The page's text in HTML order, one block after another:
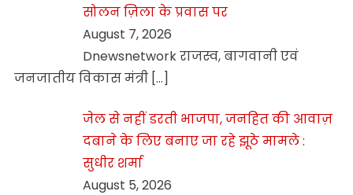
सोलन ज़िला के प्रवास पर
August 7, 2026
Dnewsnetwork राजस्व, बागवानी एवं
जनजातीय विकास मंत्री […]
जेल से नहीं डरती भाजपा, जनहित की आवाज़
दबाने के लिए बनाए जा रहे झूठे मामले :
सुधीर शर्मा
August 5, 2026